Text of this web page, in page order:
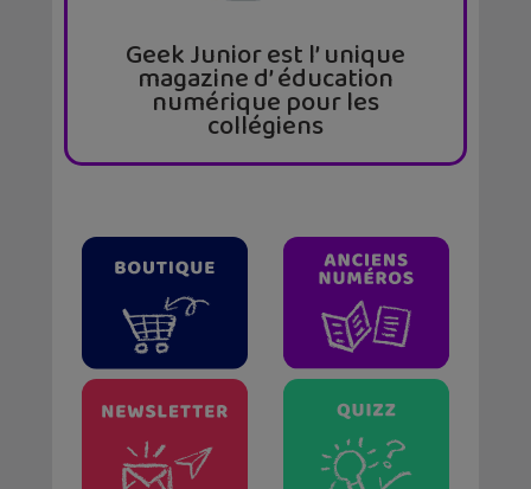
Geek Junior est l’ unique
magazine d’ éducation
numérique pour les
collégiens